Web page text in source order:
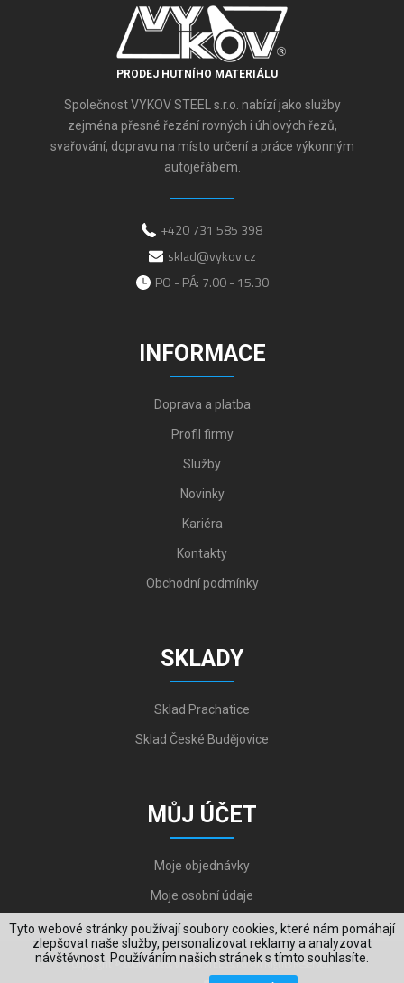
Tyto webové stránky používají soubory cookies, které nám pomáhají
zlepšovat naše služby, personalizovat reklamy a analyzovat
návštěvnost. Používáním našich stránek s tímto souhlasíte.
PRODEJ HUTNÍHO MATERIÁLU
Společnost VYKOV STEEL s.r.o. nabízí jako služby
zejména přesné řezání rovných i úhlových řezů,
svařování, dopravu na místo určení a práce výkonným
autojeřábem.
+420 731 585 398
sklad@vykov.cz
PO - PÁ: 7.00 - 15.30
INFORMACE
Doprava a platba
Profil firmy
Služby
Novinky
Kariéra
Kontakty
Obchodní podmínky
SKLADY
Sklad Prachatice
Sklad České Budějovice
MŮJ ÚČET
Moje objednávky
Moje osobní údaje
Copyright © 2006-2026, VYKOV STEEL s.r.o. All Rights Reserved.